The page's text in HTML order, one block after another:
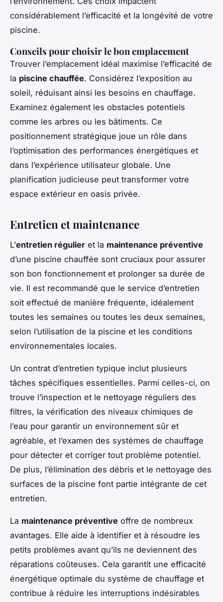
considérablement l’efficacité et la longévité de votre
piscine.
Conseils pour choisir le bon emplacement
Trouver l’emplacement idéal maximise l’efficacité de
la piscine chauffée. Considérez l’exposition au
soleil, réduisant ainsi les besoins en chauffage.
Examinez également les obstacles potentiels
comme les arbres ou les bâtiments. Ce
positionnement stratégique joue un rôle dans
l’optimisation des performances énergétiques et
dans l’expérience utilisateur globale. Une
planification judicieuse peut transformer votre
espace extérieur en oasis privée.
Entretien et maintenance
L’entretien régulier et la maintenance préventive
d’une piscine chauffée sont cruciaux pour assurer
son bon fonctionnement et prolonger sa durée de
vie. Il est recommandé que le service d’entretien
soit effectué de manière fréquente, idéalement
toutes les semaines ou toutes les deux semaines,
selon l’utilisation de la piscine et les conditions
environnementales locales.
Un contrat d’entretien typique inclut plusieurs
tâches spécifiques essentielles. Parmi celles-ci, on
trouve l’inspection et le nettoyage réguliers des
filtres, la vérification des niveaux chimiques de
l’eau pour garantir un environnement sûr et
agréable, et l’examen des systèmes de chauffage
pour détecter et corriger tout problème potentiel.
De plus, l’élimination des débris et le nettoyage des
surfaces de la piscine font partie intégrante de cet
entretien.
La maintenance préventive offre de nombreux
avantages. Elle aide à identifier et à résoudre les
petits problèmes avant qu’ils ne deviennent des
réparations coûteuses. Cela garantit une efficacité
énergétique optimale du système de chauffage et
contribue à réduire les interruptions indésirables